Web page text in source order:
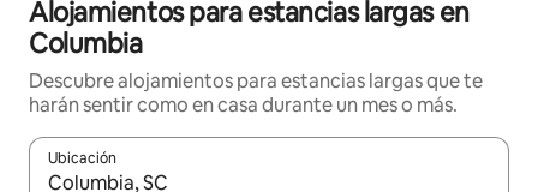
Alojamientos para estancias largas en
Columbia
Descubre alojamientos para estancias largas que te
harán sentir como en casa durante un mes o más.
Ubicación
Cuando los resultados estén disponibles, podrás navegar